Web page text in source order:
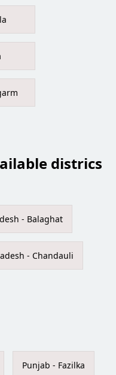
districs
- Balaghat
- Chandauli
Punjab - Fazilka